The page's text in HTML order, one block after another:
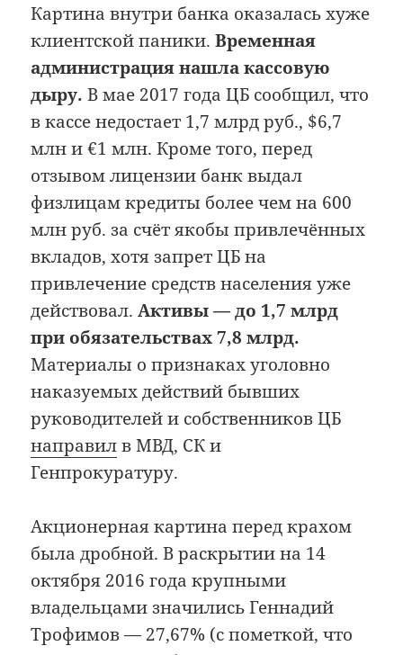
Картина внутри банка оказалась хуже
клиентской паники.Временная
администрация нашла кассовую
дыру. В мае 2017 года ЦБ сообщил, что
в кассе недостает 1,7 млрд руб., $6,7
млн и €1 млн. Кроме того, перед
отзывом лицензии банк выдал
физлицам кредиты более чем на 600
млн руб. за счёт якобы привлечённых
вкладов, хотя запрет ЦБ на
привлечение средств населения уже
действовал.Активы — до 1,7 млрд
при обязательствах 7,8 млрд.
Материалы о признаках уголовно
наказуемых действий бывших
руководителей и собственников ЦБ
направилв МВД, СК и
Генпрокуратуру.
Акционерная картина перед крахом
была дробной. В раскрытии на 14
октября 2016 года крупными
владельцами значились Геннадий
Трофимов — 27,67% (с пометкой, что